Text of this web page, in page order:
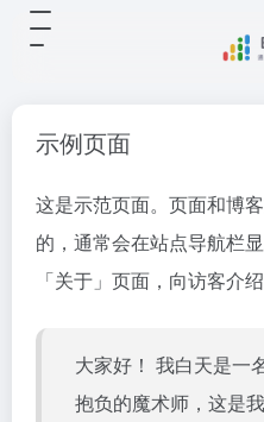
示例页面
这是示范页面。页面和博
的，通常会在站点导航栏
「关于」页面，向访客介
大家好！ 我白天是一
抱负的魔术师，这是